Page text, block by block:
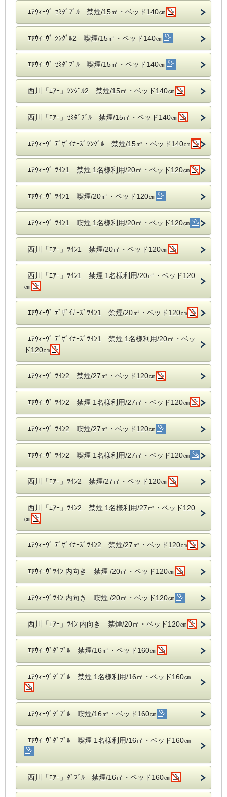
ｴｱｳｨｰｳﾞ ｾﾐﾀﾞﾌﾞﾙ 禁煙/15㎡・ベッド140㎝
ｴｱｳｨｰｳﾞ ｼﾝｸﾞﾙ2 喫煙/15㎡・ベッド140㎝
ｴｱｳｨｰｳﾞ ｾﾐﾀﾞﾌﾞﾙ 喫煙/15㎡・ベッド140㎝
西川「ｴｱｰ」ｼﾝｸﾞﾙ2 禁煙/15㎡・ベッド140㎝
西川「ｴｱｰ」ｾﾐﾀﾞﾌﾞﾙ 禁煙/15㎡・ベッド140㎝
ｴｱｳｨｰｳﾞ ﾃﾞｻﾞｲﾅｰｽﾞｼﾝｸﾞﾙ 禁煙/15㎡・ベッド140㎝
ｴｱｳｨｰｳﾞ ﾂｲﾝ1 禁煙 1名様利用/20㎡・ベッド120㎝
ｴｱｳｨｰｳﾞ ﾂｲﾝ1 喫煙/20㎡・ベッド120㎝
ｴｱｳｨｰｳﾞ ﾂｲﾝ1 喫煙 1名様利用/20㎡・ベッド120㎝
西川「ｴｱｰ」ﾂｲﾝ1 禁煙/20㎡・ベッド120㎝
西川「ｴｱｰ」ﾂｲﾝ1 禁煙 1名様利用/20㎡・ベッド120
㎝
ｴｱｳｨｰｳﾞ ﾃﾞｻﾞｲﾅｰｽﾞﾂｲﾝ1 禁煙/20㎡・ベッド120㎝
ｴｱｳｨｰｳﾞ ﾃﾞｻﾞｲﾅｰｽﾞﾂｲﾝ1 禁煙 1名様利用/20㎡・ベッ
ド120㎝
ｴｱｳｨｰｳﾞ ﾂｲﾝ2 禁煙/27㎡・ベッド120㎝
ｴｱｳｨｰｳﾞ ﾂｲﾝ2 禁煙 1名様利用/27㎡・ベッド120㎝
ｴｱｳｨｰｳﾞ ﾂｲﾝ2 喫煙/27㎡・ベッド120㎝
ｴｱｳｨｰｳﾞ ﾂｲﾝ2 喫煙 1名様利用/27㎡・ベッド120㎝
西川「ｴｱｰ」ﾂｲﾝ2 禁煙/27㎡・ベッド120㎝
西川「ｴｱｰ」ﾂｲﾝ2 禁煙 1名様利用/27㎡・ベッド120
㎝
ｴｱｳｨｰｳﾞ ﾃﾞｻﾞｲﾅｰｽﾞﾂｲﾝ2 禁煙/27㎡・ベッド120㎝
ｴｱｳｨｰｳﾞﾂｲﾝ 内向き 禁煙 /20㎡・ベッド120㎝
ｴｱｳｨｰｳﾞﾂｲﾝ 内向き 喫煙 /20㎡・ベッド120㎝
西川「ｴｱｰ」ﾂｲﾝ 内向き 禁煙/20㎡・ベッド120㎝
ｴｱｳｨｰｳﾞﾀﾞﾌﾞﾙ 禁煙/16㎡・ベッド160㎝
ｴｱｳｨｰｳﾞﾀﾞﾌﾞﾙ 禁煙 1名様利用/16㎡・ベッド160㎝
ｴｱｳｨｰｳﾞﾀﾞﾌﾞﾙ 喫煙/16㎡・ベッド160㎝
ｴｱｳｨｰｳﾞﾀﾞﾌﾞﾙ 喫煙 1名様利用/16㎡・ベッド160㎝
西川「ｴｱｰ」ﾀﾞﾌﾞﾙ 禁煙/16㎡・ベッド160㎝